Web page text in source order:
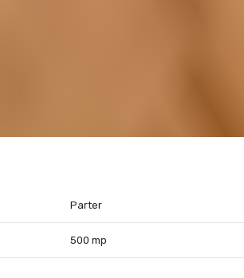
Parter
500 mp